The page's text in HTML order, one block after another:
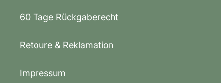
60 Tage Rückgaberecht
Retoure & Reklamation
Impressum